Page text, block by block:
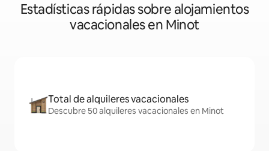
Estadísticas rápidas sobre alojamientos
vacacionales en Minot
Total de alquileres vacacionales
Descubre 50 alquileres vacacionales en Minot